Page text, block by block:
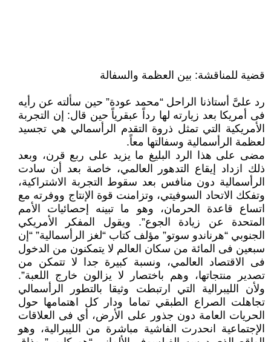
قضية للمناقشة: بين العظمة والسفالة
رد علىَّ أستاذنا الراحل “محمد عودة” حين سألته عن رأيه
فى أمريكا بعد زيارته لها رداً عبقرياً حين قال: إن التجربة
الأمريكية التي تمثل ذروة التقدم الرأسمالي هي تجسيد
لعظمة الرأسمالية وسفالتها معاً.
مضى على هذا الرد البليغ ما يزيد على ربع قرن، وبعد
ذلك ازداد إيقاع التدهور العالمي، خاصة بعد أن سادت
الرأسمالية دون منافس بعد سقوط التجربة الاشتراكية،
وتفكك الاتحاد السوفيتي، وتزامنت قوة الإنتاج ووفرته مع
اتساع قاعدة الحرمان، وهو ما تبينه إحصائيات الأمم
المتحدة عن زيادة الجوع”. ويقول المفكر الأمريكي
الجنوبي “هرناندو سوتو” مؤلف كتاب “لغز الرأسمالية” “إن
سبعين فى المائة من سكان العالم لا يتمكنون من الدخول
فى الاقتصاد العالمي، ونسبة كبيرة جدا لا تتمكن من
تصدير منتجاتها، وهم باختصار لا يزالون خارج اللعبة”.
ولأن الليبرالية التي ارتبطت وثيقا بالتطور الرأسمالي
تجاهلت الصراع الطبقي تماما ودار كل اهتمامها حول
الحريات العامة دون جذور على الأرض، أي فى العلاقات
الإجتماعية انحدرت الفاشية مباشرة من الليبرالية، وهو